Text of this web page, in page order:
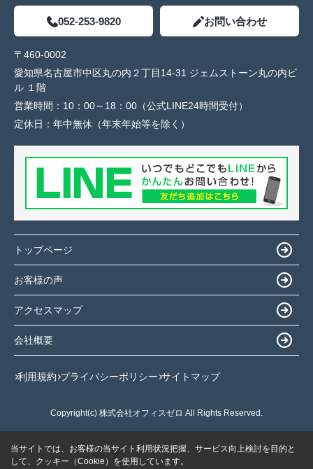
052-253-9820 お問い合わせ
〒460-0002
愛知県名古屋市中区丸の内２丁目14-31 ジェムストーン丸の内ビ
ル １階
営業時間： 10：00～18：00（公式LINE24時間受付）
定休日： 年中無休（年末年始等を除く）
トップページ
お客様の声
アクセスマップ
会社概要
利用規約 プライバシーポリシー サイトマップ
Copyright(c) 株式会社オフィスゼロ All Rights Reserved.
当サイトでは、お客様の当サイト利用状況把握、サービス向上検討を目的と
して、クッキー（Cookie）を使用しています。